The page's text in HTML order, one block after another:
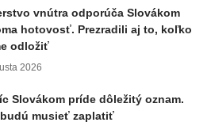
vnútra odporúča Slovákom
hotovosť. Prezradili aj to, koľko
odložiť
2026
Slovákom príde dôležitý oznam.
musieť zaplatiť